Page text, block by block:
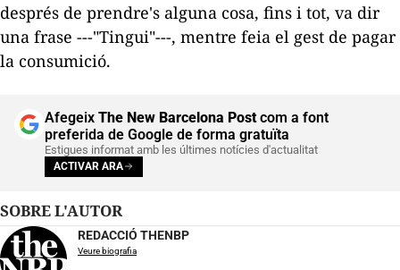
després de prendre's alguna cosa, fins i tot, va dir
una frase ---"Tingui"---, mentre feia el gest de pagar
la consumició.
Afegeix The New Barcelona Postcom a font
preferida de Google de forma gratuïta
Estigues informat amb les últimes notícies d'actualitat
ACTIVAR ARA
SOBRE L'AUTOR
REDACCIÓ THENBP
Veure biografia